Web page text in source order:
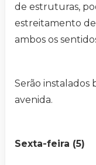
de estruturas,
estreitamento de
ambos os
Serão instalados
avenida.
Sexta-feira (5)